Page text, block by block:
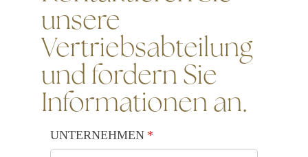
unsere
Vertriebsabteilung
und fordern Sie
Informationen an.
UNTERNEHMEN *
(is vereist)